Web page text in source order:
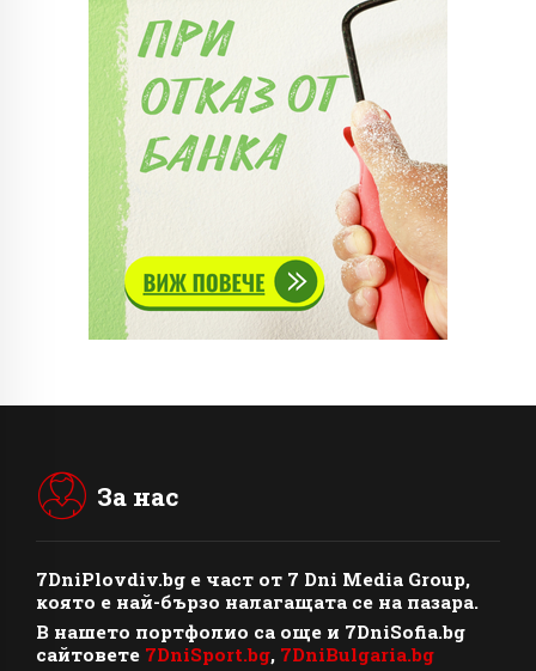
За нас
7DniPlovdiv.bg e част от 7 Dni Media Group,
която е най-бързо налагащата се на пазара.
В нашето портфолио са още и 7DniSofia.bg
сайтовете 7DniSport.bg, 7DniBulgaria.bg